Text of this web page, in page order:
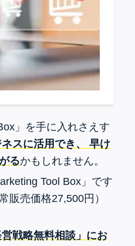
」を手に入れさえす
スに活用でき、
早け
るかもしれません。
Tool Box」です
販売価格27,500円）
営戦略無料相談」にお